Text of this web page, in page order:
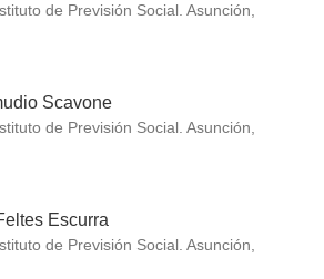
de Previsión Social. Asunción,
Scavone
de Previsión Social. Asunción,
Escurra
de Previsión Social. Asunción,